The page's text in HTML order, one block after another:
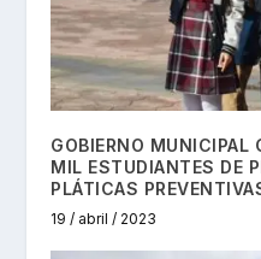
GOBIERNO MUNICIPAL
MIL ESTUDIANTES DE
PLÁTICAS
19 / abril / 2023